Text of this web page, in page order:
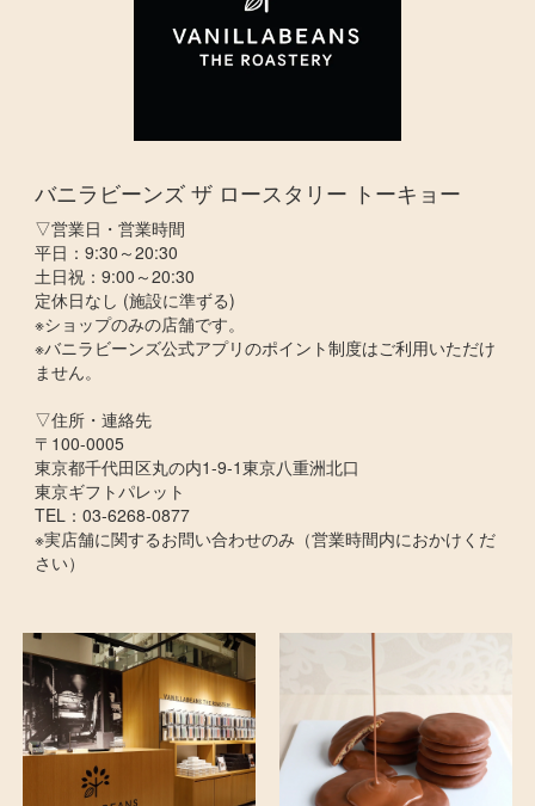
バニラビーンズ ザ ロースタリー トーキョー
▽営業日・営業時間
平日：9:30～20:30
土日祝：9:00～20:30
定休日なし (施設に準ずる)
※ショップのみの店舗です。
※バニラビーンズ公式アプリのポイント制度はご利用いただけ
ません。
▽住所・連絡先
〒100-0005
東京都千代田区丸の内1-9-1東京八重洲北口
東京ギフトパレット
TEL：03-6268-0877
※実店舗に関するお問い合わせのみ（営業時間内におかけくだ
さい）